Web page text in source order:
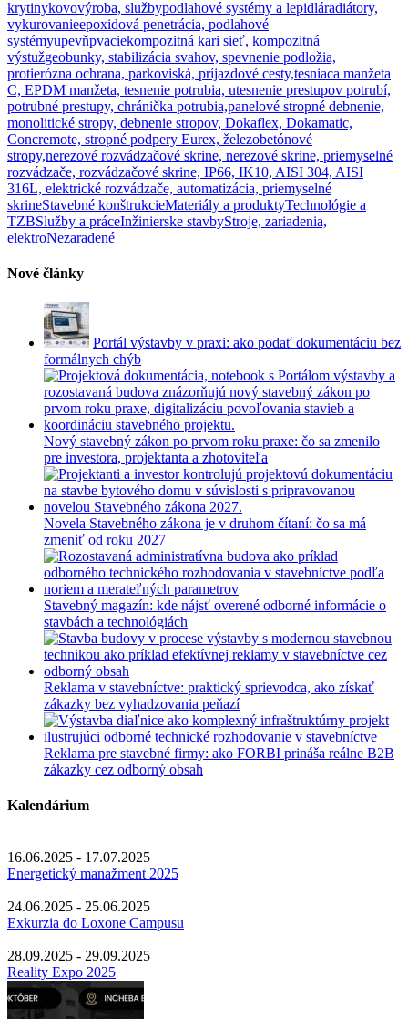
krytinykovovýroba, službypodlahové systémy a lepidláradiátory,
vykurovanieepoxidová penetrácia, podlahové
systémyupevňpvaciekompozitná kari sieť, kompozitná
výstužgeobunky, stabilizácia svahov, spevnenie podložia,
protierózna ochrana, parkoviská, príjazdové cesty,tesniaca manžeta
C, EPDM manžeta, tesnenie potrubia, utesnenie prestupov potrubí,
potrubné prestupy, chránička potrubia,panelové stropné debnenie,
monolitické stropy, debnenie stropov, Dokaflex, Dokamatic,
Concremote, stropné podpery Eurex, železobetónové
stropy,nerezové rozvádzačové skrine, nerezové skrine, priemyselné
rozvádzače, rozvádzačové skrine, IP66, IK10, AISI 304, AISI
316L, elektrické rozvádzače, automatizácia, priemyselné
skrineStavebné konštrukcieMateriály a produktyTechnológie a
TZBSlužby a práceInžinierske stavbyStroje, zariadenia,
elektroNezaradené
Nové články
Portál výstavby v praxi: ako podať dokumentáciu bez
formálnych chýb
Nový stavebný zákon po prvom roku praxe: čo sa zmenilo
pre investora, projektanta a zhotoviteľa
Novela Stavebného zákona je v druhom čítaní: čo sa má
zmeniť od roku 2027
Stavebný magazín: kde nájsť overené odborné informácie o
stavbách a technológiách
Reklama v stavebníctve: praktický sprievodca, ako získať
zákazky bez vyhadzovania peňazí
Reklama pre stavebné firmy: ako FORBI prináša reálne B2B
zákazky cez odborný obsah
Kalendárium
16.06.2025 - 17.07.2025
Energetický manažment 2025
24.06.2025 - 25.06.2025
Exkurzia do Loxone Campusu
28.09.2025 - 29.09.2025
Reality Expo 2025